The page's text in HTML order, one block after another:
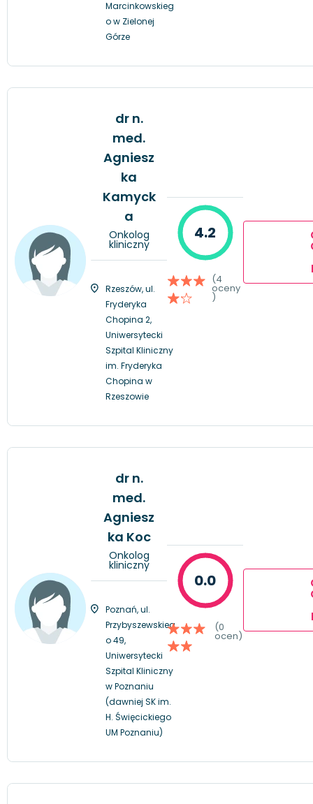
Marcinkowskieg
o w Zielonej
Górze
dr n.
med.
Agniesz
ka
Kamyck
a
Onkolog
kliniczny
Rzeszów, ul.
Fryderyka
Chopina 2,
Uniwersytecki
Szpital Kliniczny
im. Fryderyka
Chopina w
Rzeszowie
4.2
(4
oceny
)
dr n.
med.
Agniesz
ka Koc
Onkolog
kliniczny
Poznań, ul.
Przybyszewskieg
o 49,
Uniwersytecki
Szpital Kliniczny
w Poznaniu
(dawniej SK im.
H. Święcickiego
UM Poznaniu)
0.0
(0
ocen)